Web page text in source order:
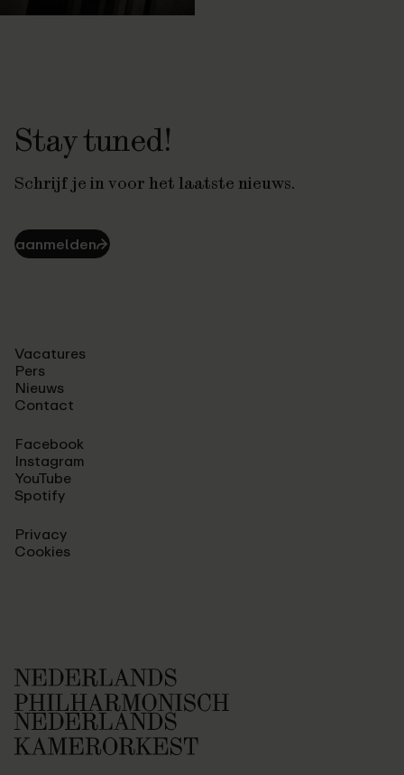
Stay tuned!
Schrijf je in voor het laatste nieuws.
aanmelden⮫
Vacatures
Pers
Nieuws
Contact
Facebook
Instagram
YouTube
Spotify
Privacy
Cookies